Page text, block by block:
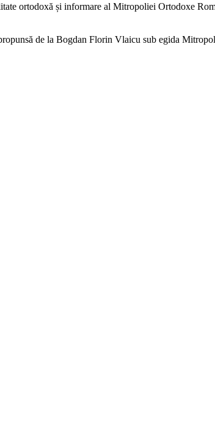
ortodoxă și informare al Mitropoliei Ortodoxe
de la Bogdan Florin Vlaicu sub egida